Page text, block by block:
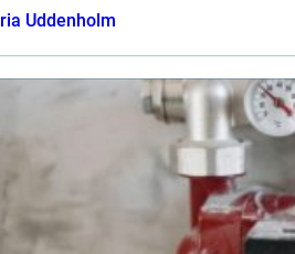
Uddenholm